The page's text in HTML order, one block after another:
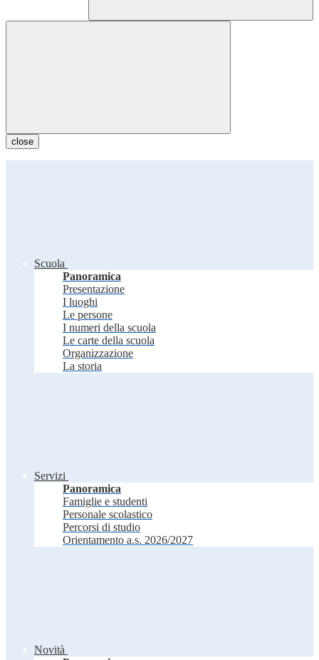
close
Scuola
Panoramica
Presentazione
I luoghi
Le persone
I numeri della scuola
Le carte della scuola
Organizzazione
La storia
Servizi
Panoramica
Famiglie e studenti
Personale scolastico
Percorsi di studio
Orientamento a.s. 2026/2027
Novità